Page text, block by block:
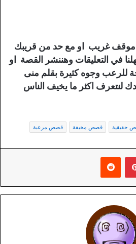
غريب او مع حد من قريبك
في التعليقات وهننشر القصة او
للرعب وجوه كثيرة بقلم منى
لنتعرف اكثر ما يخيف الناس
حقيقية قصص مخيفة قصص مرعبة
بينتيريست